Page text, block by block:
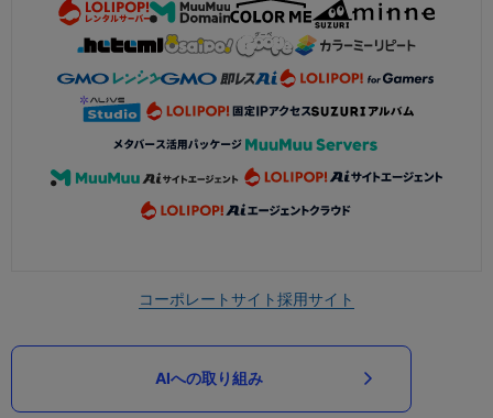
コーポレートサイト採用サイト
AIへの取り組み